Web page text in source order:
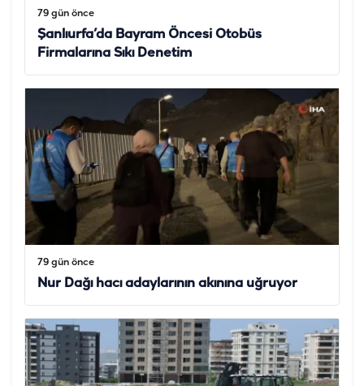
79 gün önce
Şanlıurfa’da Bayram Öncesi Otobüs
Firmalarına Sıkı Denetim
79 gün önce
Nur Dağı hacı adaylarının akınına uğruyor